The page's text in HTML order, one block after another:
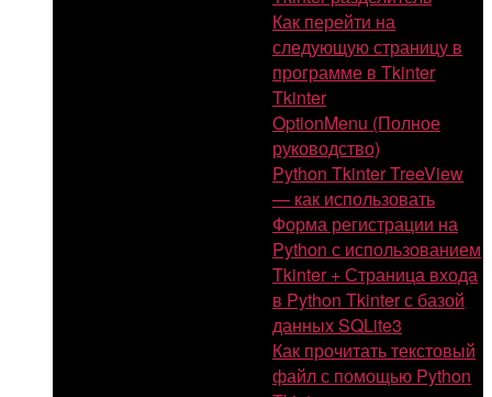
Как перейти на
следующую страницу в
программе в Tkinter
Tkinter
OptionMenu (Полное
руководство)
Python Tkinter TreeView
— как использовать
Форма регистрации на
Python с использованием
Tkinter + Страница входа
в Python Tkinter с базой
данных SQLite3
Как прочитать текстовый
файл с помощью Python